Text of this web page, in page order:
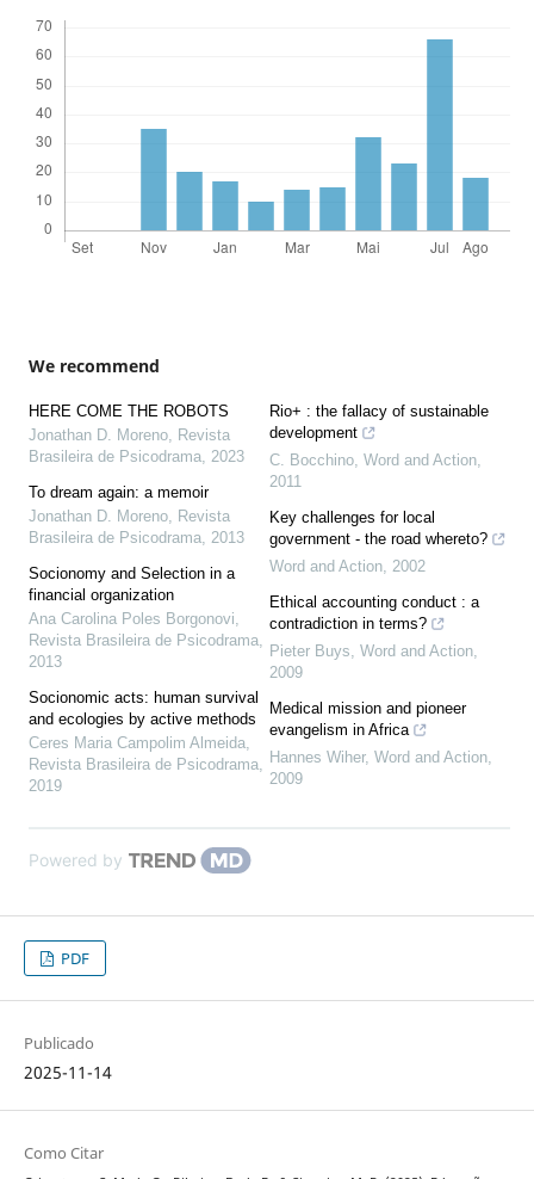
We recommend
HERE COME THE ROBOTS
Jonathan D. Moreno, Revista
Brasileira de Psicodrama, 2023
To dream again: a memoir
Jonathan D. Moreno, Revista
Brasileira de Psicodrama, 2013
Socionomy and Selection in a
financial organization
Ana Carolina Poles Borgonovi,
Revista Brasileira de Psicodrama,
2013
Socionomic acts: human survival
and ecologies by active methods
Ceres Maria Campolim Almeida,
Revista Brasileira de Psicodrama,
2019
Rio+ : the fallacy of sustainable
development
C. Bocchino, Word and Action,
2011
Key challenges for local
government - the road whereto?
Word and Action, 2002
Ethical accounting conduct : a
contradiction in terms?
Pieter Buys, Word and Action,
2009
Medical mission and pioneer
evangelism in Africa
Hannes Wiher, Word and Action,
2009
Powered by
PDF
Publicado
2025-11-14
Como Citar